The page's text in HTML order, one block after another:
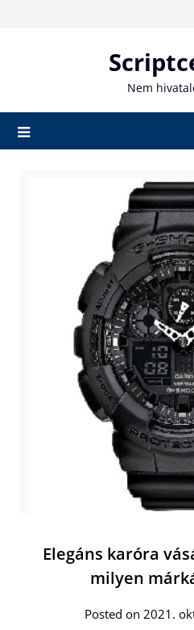
Nem
Elegáns karóra
milyen
Posted on 2021.